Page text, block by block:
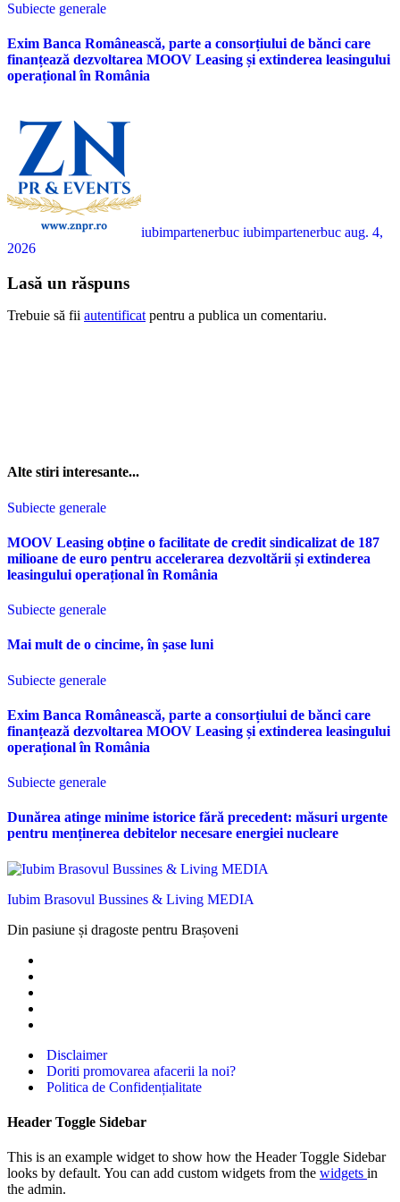
Subiecte generale
Exim Banca Românească, parte a consorțiului de bănci care
finanțează dezvoltarea MOOV Leasing și extinderea leasingului
operațional în România
iubimpartenerbuc iubimpartenerbuc aug. 4,
2026
Lasă un răspuns
Trebuie să fii autentificat pentru a publica un comentariu.
Alte stiri interesante...
Subiecte generale
MOOV Leasing obține o facilitate de credit sindicalizat de 187
milioane de euro pentru accelerarea dezvoltării și extinderea
leasingului operațional în România
Subiecte generale
Mai mult de o cincime, în șase luni
Subiecte generale
Exim Banca Românească, parte a consorțiului de bănci care
finanțează dezvoltarea MOOV Leasing și extinderea leasingului
operațional în România
Subiecte generale
Dunărea atinge minime istorice fără precedent: măsuri urgente
pentru menținerea debitelor necesare energiei nucleare
Iubim Brasovul Bussines & Living MEDIA
Din pasiune și dragoste pentru Brașoveni
Disclaimer
Doriti promovarea afacerii la noi?
Politica de Confidențialitate
Header Toggle Sidebar
This is an example widget to show how the Header Toggle Sidebar
looks by default. You can add custom widgets from the widgets in
the admin.